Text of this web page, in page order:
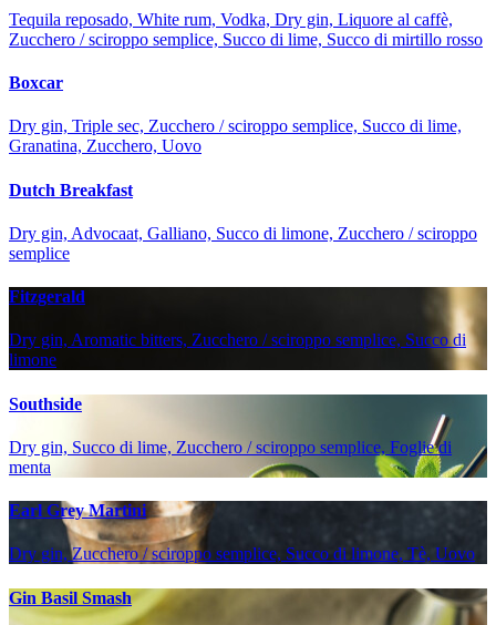
Tequila reposado, White rum, Vodka, Dry gin, Liquore al caffè,
Zucchero / sciroppo semplice, Succo di lime, Succo di mirtillo rosso
Boxcar
Dry gin, Triple sec, Zucchero / sciroppo semplice, Succo di lime,
Granatina, Zucchero, Uovo
Dutch Breakfast
Dry gin, Advocaat, Galliano, Succo di limone, Zucchero / sciroppo
semplice
Fitzgerald
Dry gin, Aromatic bitters, Zucchero / sciroppo semplice, Succo di
limone
Southside
Dry gin, Succo di lime, Zucchero / sciroppo semplice, Foglie di
menta
Earl Grey Martini
Dry gin, Zucchero / sciroppo semplice, Succo di limone, Tè, Uovo
Gin Basil Smash